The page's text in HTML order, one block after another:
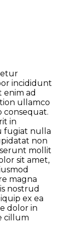
incididunt
enim ad
ullamco
consequat.
in
fugiat nulla
non
mollit
sit amet,
magna
nostrud
ex ea
dolor in
cillum